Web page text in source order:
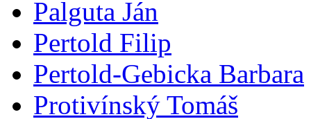
Palguta Ján
Pertold Filip
Pertold-Gebicka Barbara
Protivínský Tomáš